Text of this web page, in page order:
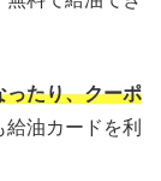
ったり、クーポ
油カードを利